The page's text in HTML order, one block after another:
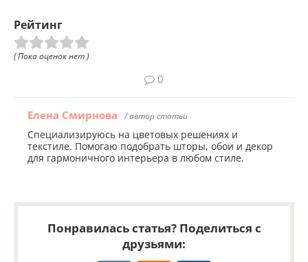
Рейтинг
( Пока оценок нет )
0
Елена Смирнова / автор статьи
Специализируюсь на цветовых решениях и
текстиле. Помогаю подобрать шторы, обои и декор
для гармоничного интерьера в любом стиле.
Понравилась статья? Поделиться с
друзьями: